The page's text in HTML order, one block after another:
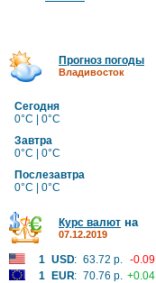
Прогноз погоды
Владивосток
Сегодня
0°C | 0°C
Завтра
0°C | 0°C
Послезавтра
0°C | 0°C
Курс валют на
07.12.2019
1 USD: 63.72 р. -0.09
1
EUR: 70.76 р. +0.04